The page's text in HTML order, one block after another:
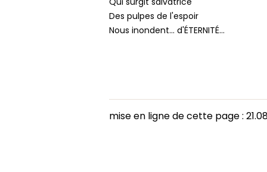
Des pulpes de l'espoir
Nous inondent... d'ÉTERNITÉ...
mise en ligne de cette page :